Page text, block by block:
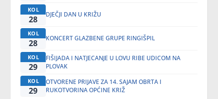
KOL
28 DJEČJI DAN U KRIŽU
KOL
28 KONCERT GLAZBENE GRUPE RINGIŠPIL
KOL
29
FIŠIJADA I NATJECANJE U LOVU RIBE UDICOM NA
PLOVAK
KOL
29
OTVORENE PRIJAVE ZA 14. SAJAM OBRTA I
RUKOTVORINA OPĆINE KRIŽ